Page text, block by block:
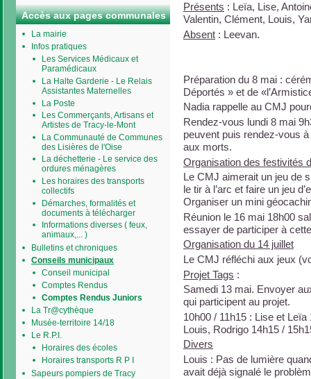
Accès aux pages communales
La mairie
Infos pratiques
Les Services Médicaux et
Paramédicaux
La Halte Garderie - Le Relais
Assistantes Maternelles
La Poste
Les Commerçants, Artisans et
Artistes de Tracy-le-Mont
La Communauté de Communes
des Lisières de l'Oise
La déchetterie - Le service des
ordures ménagères
Les horaires des transports
collectifs
Démarches, formalités et
documents à télécharger
Informations diverses ( feux,
animaux,... )
Bulletins et chroniques
Conseils municipaux
Conseil municipal
Comptes Rendus
Comptes Rendus Juniors
La Tr@cythèque
Musée-territoire 14/18
Le R.P.I.
Horaires des écoles
Horaires transports R P I
Sapeurs pompiers de Tracy
Présents : Leïa, Lise,
Valentin, Clément, Louis,
Absent : Leevan.
Préparation du 8 mai :
Déportés » et de
Nadia rappelle au CMJ
Rendez-vous lundi 8 mai
peuvent puis rendez-vous à
aux morts.
Organisation des festivités
Le CMJ aimerait un jeu de
le tir à l’arc et faire un jeu
Organiser un mini
Réunion le 16 mai 18h00
essayer de participer à
Organisation du 14 juillet
Le CMJ réfléchi aux jeux
Projet Tags :
Samedi 13 mai. Envoyer
qui participent au projet.
10h00 / 11h15 : Lise et
Louis, Rodrigo 14h15 /
Divers
Louis : Pas de lumière
avait déjà signalé le